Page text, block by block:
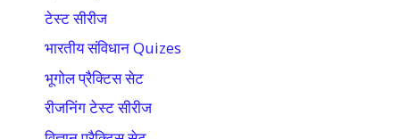
टेस्ट सीरीज
भारतीय संविधान Quizes
भूगोल प्रैक्टिस सेट
रीजनिंग टेस्ट सीरीज